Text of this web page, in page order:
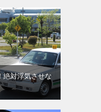
絶対浮気させな